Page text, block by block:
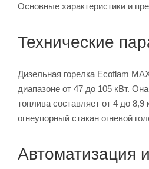
Основные характеристики и
Технические
Дизельная горелка Ecoflam
диапазоне от 47 до 105 кВт.
топлива составляет от 4 до
огнеупорный стакан огневой
Автоматизация